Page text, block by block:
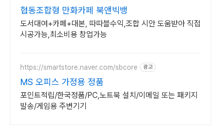
협동조합형 만화카페 북앤빅뱅
도서대여+카페+대본, 따따블수익,조합 시안 도움받아 직접
시공가능,최소비용 창업가능
https://smartstore.naver.com/sbcore 광고
MS 오피스 가정용 정품
포인트적립/한국정품/PC,노트북 설치/이메일 또는 패키지
발송/게임용 주변기기